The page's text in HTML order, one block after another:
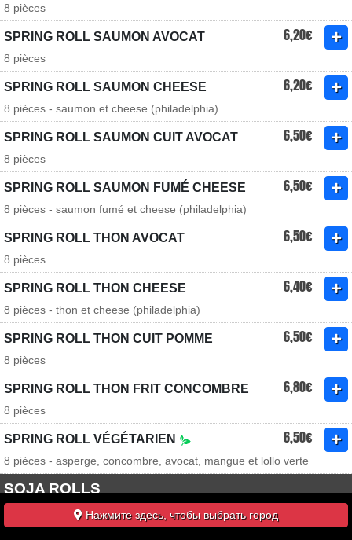
8 pièces
SPRING ROLL SAUMON AVOCAT 6,20€
8 pièces
SPRING ROLL SAUMON CHEESE 6,20€
8 pièces - saumon et cheese (philadelphia)
SPRING ROLL SAUMON CUIT AVOCAT 6,50€
8 pièces
SPRING ROLL SAUMON FUMÉ CHEESE 6,50€
8 pièces - saumon fumé et cheese (philadelphia)
SPRING ROLL THON AVOCAT 6,50€
8 pièces
SPRING ROLL THON CHEESE 6,40€
8 pièces - thon et cheese (philadelphia)
SPRING ROLL THON CUIT POMME 6,50€
8 pièces
SPRING ROLL THON FRIT CONCOMBRE 6,80€
8 pièces
SPRING ROLL VÉGÉTARIEN 6,50€
8 pièces - asperge, concombre, avocat, mangue et lollo verte
SOJA ROLLS
Нажмите здесь, чтобы выбрать город